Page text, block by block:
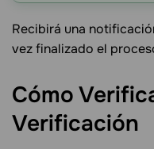
Recibirá una
vez finalizado el
Cómo
Verificación